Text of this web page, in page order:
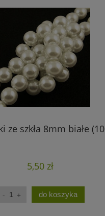
ze szkła 8mm białe
5,50 zł
do koszyka